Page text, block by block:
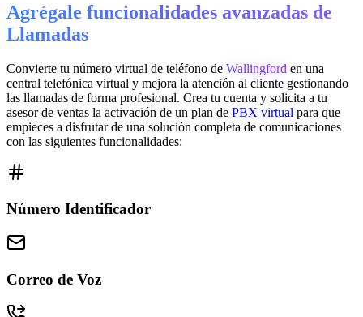
Agrégale funcionalidades avanzadas de
Llamadas
Convierte tu número virtual de teléfono de Wallingford en una
central telefónica virtual y mejora la atención al cliente gestionando
las llamadas de forma profesional. Crea tu cuenta y solicita a tu
asesor de ventas la activación de un plan de PBX virtual para que
empieces a disfrutar de una solución completa de comunicaciones
con las siguientes funcionalidades:
Número Identificador
Correo de Voz